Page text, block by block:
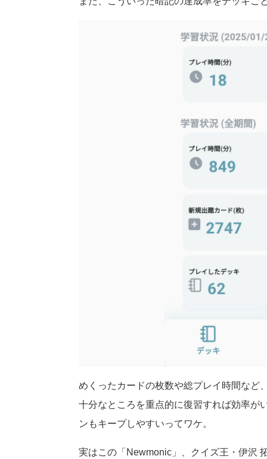
めくったカードの枚数や総プレイ時間など
十分なところを重点的に復習すれば効率が
ンもキープしやすいってワケ。
実はこの「Newmonic」、クイズ王・伊沢